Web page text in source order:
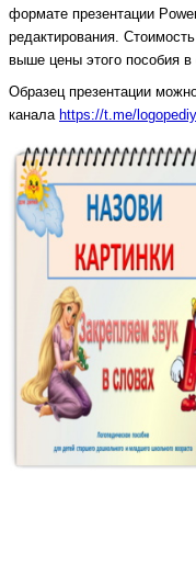
формате презентации
редактирования.
выше цены этого пособия
Образец презентации
канала https://t.me/